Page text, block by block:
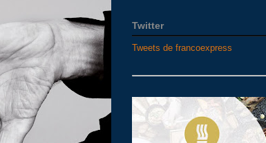
Twitter
Tweets de francoexpress